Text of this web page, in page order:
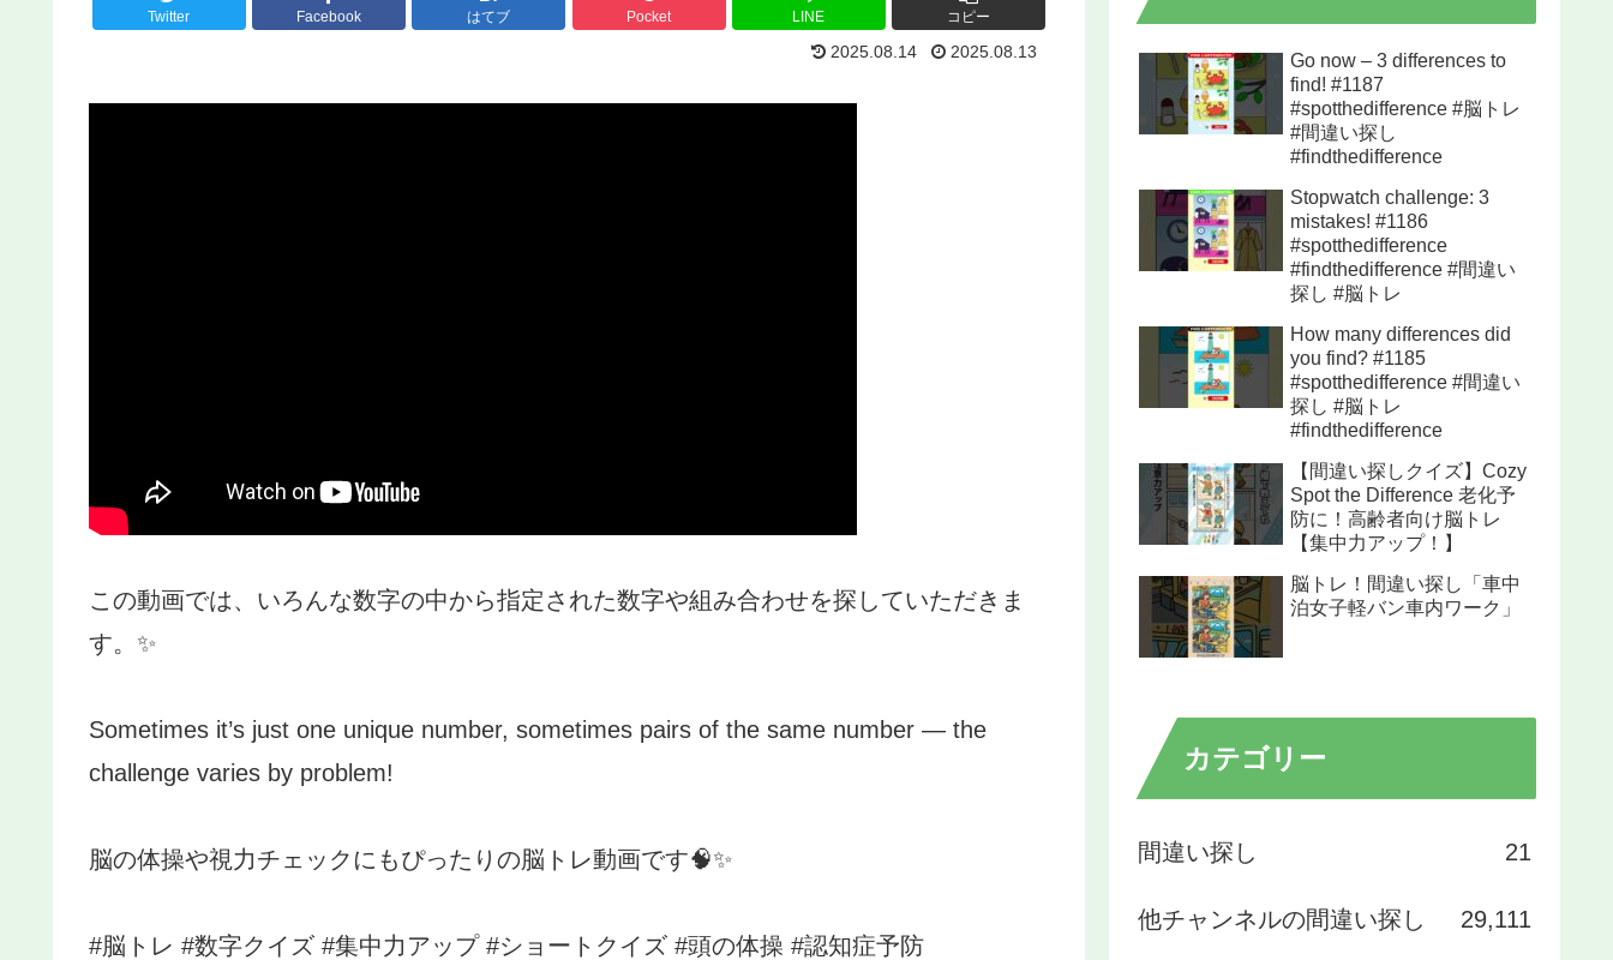
Twitter Facebook はてブ Pocket LINE コピー
2025.08.14 2025.08.13
この動画では、いろんな数字の中から指定された数字や組み合わせを探していただきま
す。✨
Sometimes it’s just one unique number, sometimes pairs of the same number — the
challenge varies by problem!
脳の体操や視力チェックにもぴったりの脳トレ動画です🧠✨
#脳トレ #数字クイズ #集中力アップ #ショートクイズ #頭の体操 #認知症予防
Go now – 3 differences to
find! #1187
#spotthedifference #脳トレ
#間違い探し
#findthedifference
Stopwatch challenge: 3
mistakes! #1186
#spotthedifference
#findthedifference #間違い
探し #脳トレ
How many differences did
you find? #1185
#spotthedifference #間違い
探し #脳トレ
#findthedifference
【間違い探しクイズ】Cozy
Spot the Difference 老化予
防に！高齢者向け脳トレ
【集中力アップ！】
脳トレ！間違い探し「車中
泊女子軽バン車内ワーク」
カテゴリー
間違い探し 21
他チャンネルの間違い探し 29,111